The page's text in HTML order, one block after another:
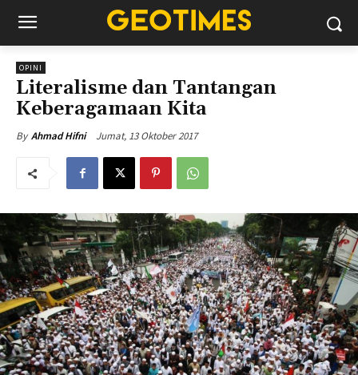
OPINI
Literalisme dan Tantangan
Keberagamaan Kita
By Ahmad Hifni Jumat, 13 Oktober 2017